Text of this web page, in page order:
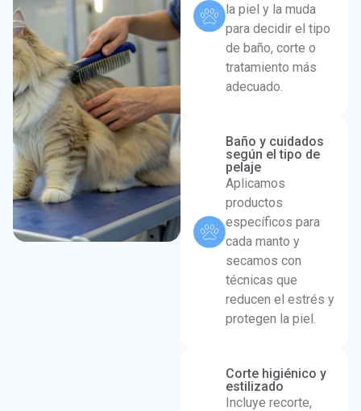
la piel y la muda
para decidir el tipo
de baño, corte o
tratamiento más
adecuado.
Baño y cuidados
según el tipo de
pelaje
Aplicamos
productos
específicos para
cada manto y
secamos con
técnicas que
reducen el estrés y
protegen la piel.
Corte higiénico y
estilizado
Incluye recorte,